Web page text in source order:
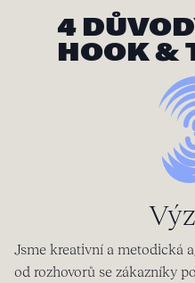
4
HOOK &
Jsme kreativní a metodická
od rozhovorů se zákazníky